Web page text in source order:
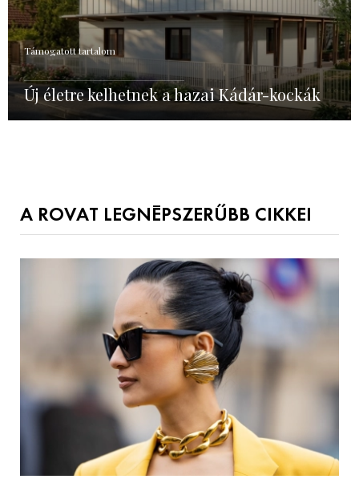
Támogatott tartalom
Új életre kelhetnek a hazai Kádár-kockák
A ROVAT LEGNÉPSZERŰBB CIKKEI